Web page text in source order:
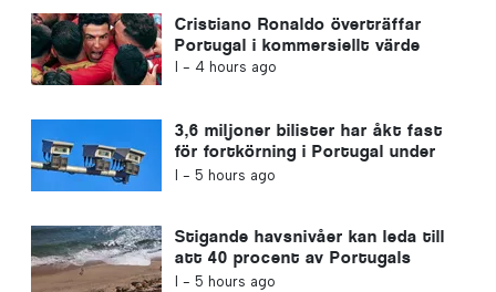
Cristiano Ronaldo överträffar
Portugal i kommersiellt värde
I - 4 hours ago
3,6 miljoner bilister har åkt fast
för fortkörning i Portugal under
de senaste tio åren
I - 5 hours ago
Stigande havsnivåer kan leda till
att 40 procent av Portugals
stränder försvinner
I - 5 hours ago